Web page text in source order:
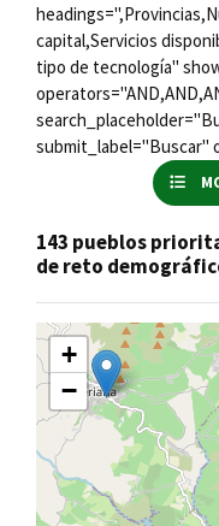
capital,Servicios
tipo de tecnología"
submit_label="Buscar"
143 pueblos
de reto
+
−